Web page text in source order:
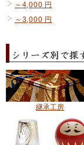
～4,000 円
～3,000 円
継承工房